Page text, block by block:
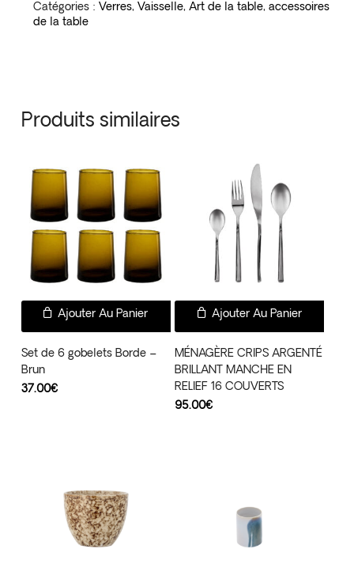
Catégories : Verres, Vaisselle, Art de la table, accessoires
de la table
Produits similaires
Ajouter Au Panier
Set de 6 gobelets Borde –
Brun
37.00€
Ajouter Au Panier
MÉNAGÈRE CRIPS ARGENTÉ
BRILLANT MANCHE EN
RELIEF 16 COUVERTS
95.00€